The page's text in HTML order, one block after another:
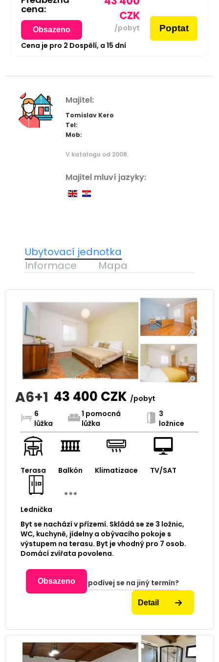
cena:
Obsazeno
CZK
/pobyt Poptat
Cena je pro 2 Dospělí, a 15 dní
Majitel:
Tomislav Kero
Tel:
Mob:
V katalogu od 2008.
Majitel mluví jazyky:
Ubytovací jednotka
Informace
Mapa
A6+1 43 400 CZK /pobyt
6
lůžka
1 pomocná
lůžka
3
ložnice
Terasa Balkón Klimatizace TV/SAT
Lednička
Byt se nachází v přízemí. Skládá se ze 3 ložnic,
WC, kuchyně, jídelny a obývacího pokoje s
výstupem na terasu. Byt je vhodný pro 7 osob.
Domácí zvířata povolena.
Obsazeno podívej se na jiný termín?
Detail